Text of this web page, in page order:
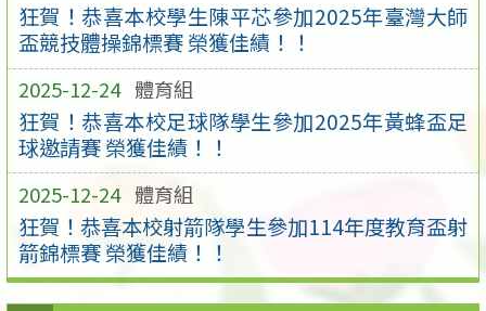
狂賀！恭喜本校學生陳平芯參加2025年臺灣大師
盃競技體操錦標賽 榮獲佳績！！
2025-12-24 體育組
狂賀！恭喜本校足球隊學生參加2025年黃蜂盃足
球邀請賽 榮獲佳績！！
2025-12-24 體育組
狂賀！恭喜本校射箭隊學生參加114年度教育盃射
箭錦標賽 榮獲佳績！！